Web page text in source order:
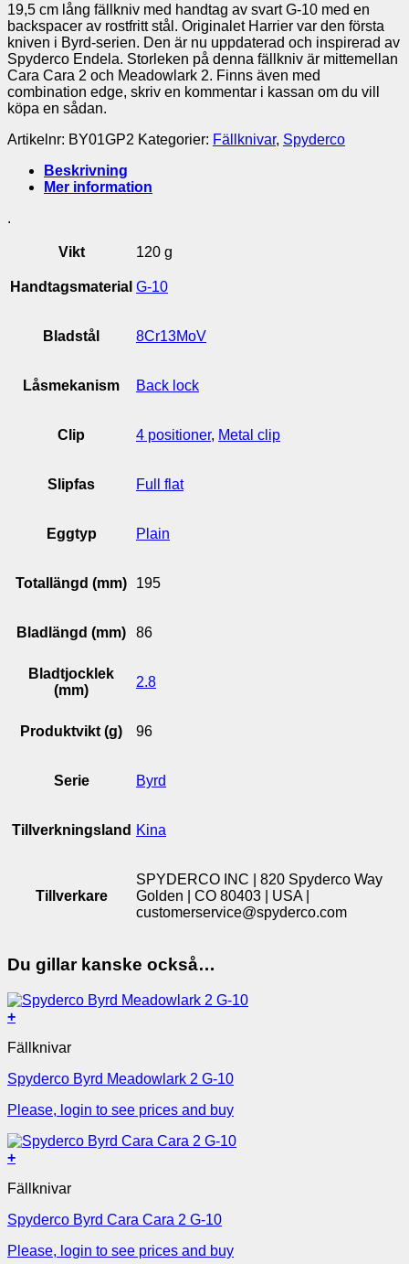
19,5 cm lång fällkniv med handtag av svart G-10 med en
backspacer av rostfritt stål. Originalet Harrier var den första
kniven i Byrd-serien. Den är nu uppdaterad och inspirerad av
Spyderco Endela. Storleken på denna fällkniv är mittemellan
Cara Cara 2 och Meadowlark 2. Finns även med
combination edge, skriv en kommentar i kassan om du vill
köpa en sådan.
Artikelnr: BY01GP2 Kategorier: Fällknivar, Spyderco
Beskrivning
Mer information
.
Vikt 120 g
Handtagsmaterial G-10
Bladstål 8Cr13MoV
Låsmekanism Back lock
Clip 4 positioner, Metal clip
Slipfas Full flat
Eggtyp Plain
Totallängd (mm) 195
Bladlängd (mm) 86
Bladtjocklek
(mm)
2.8
Produktvikt (g) 96
Serie Byrd
Tillverkningsland Kina
Tillverkare
SPYDERCO INC | 820 Spyderco Way
Golden | CO 80403 | USA |
customerservice@spyderco.com
Du gillar kanske också…
+
Fällknivar
Spyderco Byrd Meadowlark 2 G-10
Please, login to see prices and buy
+
Fällknivar
Spyderco Byrd Cara Cara 2 G-10
Please, login to see prices and buy